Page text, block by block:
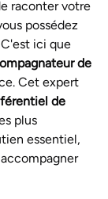
raconter votre
possédez
ici que
de
Cet expert
de
plus
essentiel,